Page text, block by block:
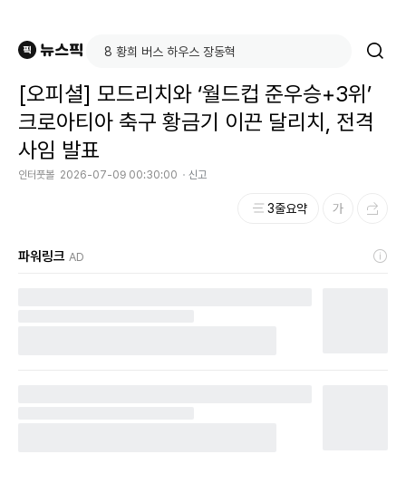
[오피셜] 모드리치와 ‘월드컵 준우승+3위’
크로아티아 축구 황금기 이끈 달리치, 전격
사임 발표
인터풋볼 2026-07-09 00:30:00 신고
3줄요약
파워링크 AD